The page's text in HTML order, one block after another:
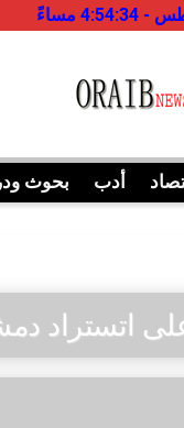
أدب بحوث
اتستراد